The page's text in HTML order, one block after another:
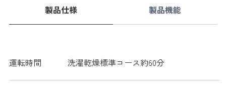
製品仕様 製品機能
運転時間 洗濯乾燥標準コース約60分